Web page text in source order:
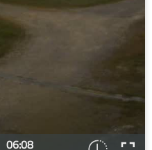
06:08